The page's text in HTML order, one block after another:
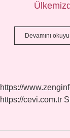
Devamını
https://
https://cevi.com.tr